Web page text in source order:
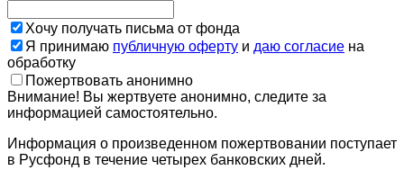
Хочу получать письма от фонда
Я принимаю публичную оферту и даю согласие на
обработку
Пожертвовать анонимно
Внимание! Вы жертвуете анонимно, следите за
информацией самостоятельно.
Информация о произведенном пожертвовании поступает
в Русфонд в течение четырех банковских дней.